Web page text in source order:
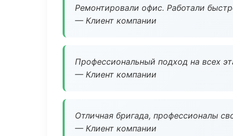
Ремонтировали офис. Работали
— Клиент компании
Профессиональный подход на всех
— Клиент компании
Отличная бригада, профессионалы
— Клиент компании